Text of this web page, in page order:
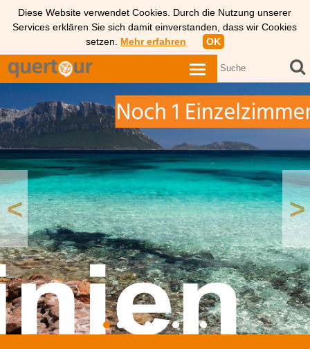
Diese Website verwendet Cookies. Durch die Nutzung unserer
Services erklären Sie sich damit einverstanden, dass wir Cookies
setzen. Mehr erfahren OK
< >